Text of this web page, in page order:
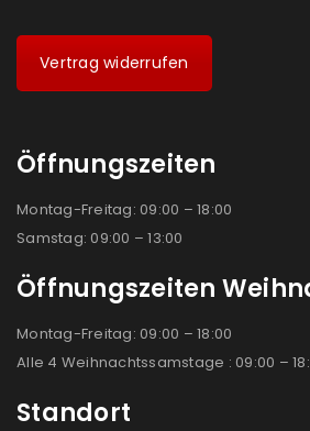
Vertrag widerrufen
Öffnungszeiten
Montag-Freitag: 09:00 – 18:00
Samstag: 09:00 – 13:00
Öffnungszeiten
Montag-Freitag: 09:00 – 18:00
Alle 4 Weihnachtssamstage : 09:00 –
Standort